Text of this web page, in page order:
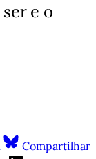
e o
Compartilhar